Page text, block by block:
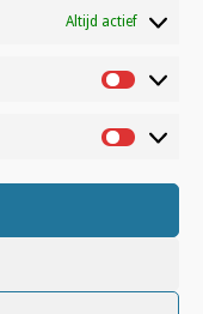
Altijd actief
Statistisch